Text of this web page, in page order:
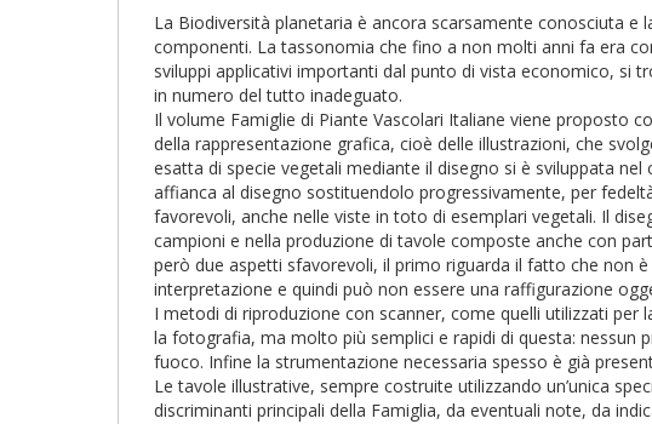
La Biodiversità planetaria è ancora scarsamente conosciuta e
componenti. La tassonomia che fino a non molti anni fa era
sviluppi applicativi importanti dal punto di vista economico, si
in numero del tutto inadeguato.
Il volume Famiglie di Piante Vascolari Italiane viene
della rappresentazione grafica, cioè delle illustrazioni, che
esatta di specie vegetali mediante il disegno si è sviluppata
affianca al disegno sostituendolo progressivamente, per
favorevoli, anche nelle viste in toto di esemplari vegetali. Il
campioni e nella produzione di tavole composte anche con
però due aspetti sfavorevoli, il primo riguarda il fatto che non
interpretazione e quindi può non essere una raffigurazione
I metodi di riproduzione con scanner, come quelli utilizzati
la fotografia, ma molto più semplici e rapidi di questa: nessun
fuoco. Infine la strumentazione necessaria spesso è già
Le tavole illustrative, sempre costruite utilizzando un’unica
discriminanti principali della Famiglia, da eventuali note, da